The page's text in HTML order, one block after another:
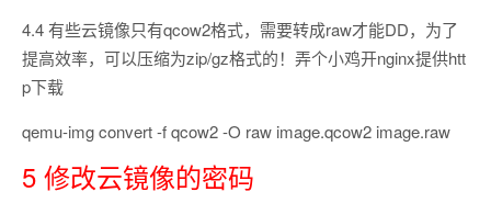
4.4 有些云镜像只有qcow2格式，需要转成raw才能DD，为了
提高效率，可以压缩为zip/gz格式的！弄个小鸡开nginx提供htt
p下载
qemu-img convert -f qcow2 -O raw image.qcow2 image.raw
5 修改云镜像的密码